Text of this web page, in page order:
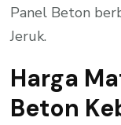
Panel Beton
Jeruk.
Harga
Beton